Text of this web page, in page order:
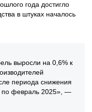
года достигло
в штуках началось
выросли на 0,6% к
периода снижения
по февраль 2025», —